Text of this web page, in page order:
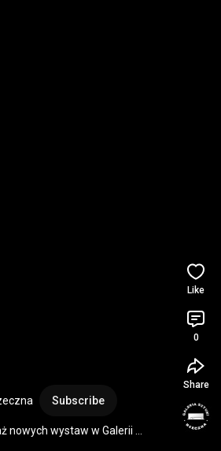
Subscribe
nowych wystaw w Galerii
Like
0
Share